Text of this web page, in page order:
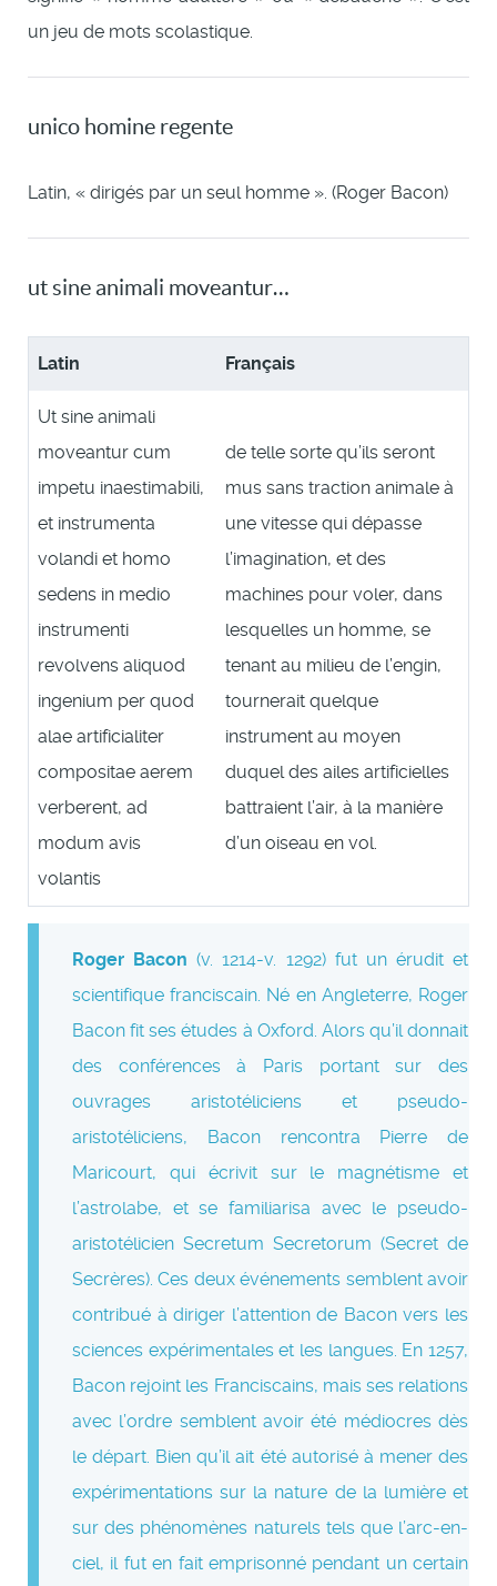
un jeu de mots scolastique.
unico homine regente
Latin, « dirigés par un seul homme ». (Roger Bacon)
ut sine animali moveantur…
Latin Français
Ut sine animali
moveantur cum
impetu inaestimabili,
et instrumenta
volandi et homo
sedens in medio
instrumenti
revolvens aliquod
ingenium per quod
alae artificialiter
compositae aerem
verberent, ad
modum avis
volantis
de telle sorte qu’ils seront
mus sans traction animale à
une vitesse qui dépasse
l’imagination, et des
machines pour voler, dans
lesquelles un homme, se
tenant au milieu de l’engin,
tournerait quelque
instrument au moyen
duquel des ailes artificielles
battraient l’air, à la manière
d’un oiseau en vol.
Roger Bacon (v. 1214-v. 1292) fut un érudit et
scientifique franciscain. Né en Angleterre, Roger
Bacon fit ses études à Oxford. Alors qu’il donnait
des conférences à Paris portant sur des
ouvrages aristotéliciens et pseudo-
aristotéliciens, Bacon rencontra Pierre de
Maricourt, qui écrivit sur le magnétisme et
l’astrolabe, et se familiarisa avec le pseudo-
aristotélicien Secretum Secretorum (Secret de
Secrères). Ces deux événements semblent avoir
contribué à diriger l’attention de Bacon vers les
sciences expérimentales et les langues. En 1257,
Bacon rejoint les Franciscains, mais ses relations
avec l’ordre semblent avoir été médiocres dès
le départ. Bien qu’il ait été autorisé à mener des
expérimentations sur la nature de la lumière et
sur des phénomènes naturels tels que l’arc-en-
ciel, il fut en fait emprisonné pendant un certain